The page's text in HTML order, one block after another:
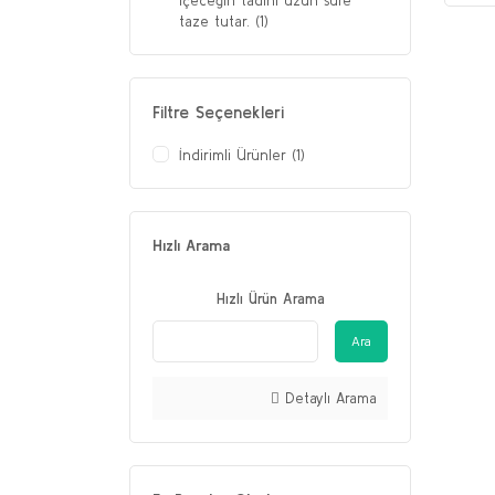
taze tutar. (1)
Filtre Seçenekleri
İndirimli Ürünler (1)
Hızlı Arama
Hızlı Ürün Arama
Ara
Detaylı Arama